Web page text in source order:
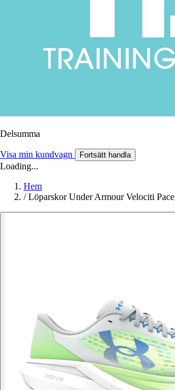
Delsumma
Visa min kundvagn Fortsätt handla
Loading...
Hem
/ Löparskor Under Armour Velociti Pace